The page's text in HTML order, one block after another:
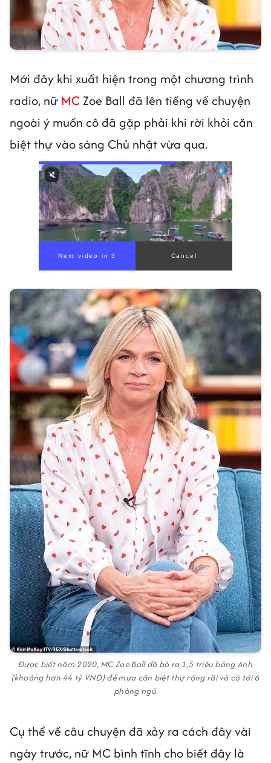
Mới đây khi xuất hiện trong một chương trình
radio, nữ MCZoe Ball đã lên tiếng về chuyện
ngoài ý muốn cô đã gặp phải khi rời khỏi căn
biệt thự vào sáng Chủ nhật vừa qua.
00:00/ 00:56
Được biết năm 2020, MC Zoe Ball đã bỏ ra 1,5 triệu bảng Anh
(khoảng hơn 44 tỷ VND) để mua căn biệt thự rộng rãi và có tới 6
phòng ngủ
Cụ thể về câu chuyện đã xảy ra cách đây vài
ngày trước, nữ MC bình tĩnh cho biết đây là